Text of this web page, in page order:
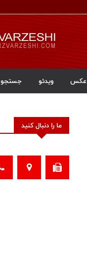
عکس ویدئو جستجو
ما را دنبال کنید